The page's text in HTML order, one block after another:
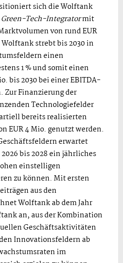
sich die Wolftank
Green-Tech-Integratormit
von rund EUR
Wolftank strebt bis 2030 in
einen
1 % und somit einen
bis 2030 bei einer EBITDA-
Zur Finanzierung der
Technologiefelder
bereits realisierten
EUR 4 Mio. genutzt werden.
erwartet
bis 2028 ein jährliches
einstelligen
zu können. Mit ersten
aus den
Wolftank ab dem Jahr
an, aus der Kombination
Geschäftsaktivitäten
Innovationsfeldern ab
im